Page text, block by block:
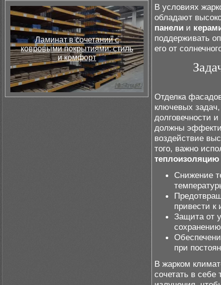
Ламинат в сочетании с
ковровыми покрытиями: стиль
и комфорт
В условиях
обладают
панели и
поддерживать
его от
Отделка
ключевых
долговечности
должны
воздействие
того, важно
теплоизоляцию
Снижение
привести к
Защита от
при
В жарком
сочетать в себе